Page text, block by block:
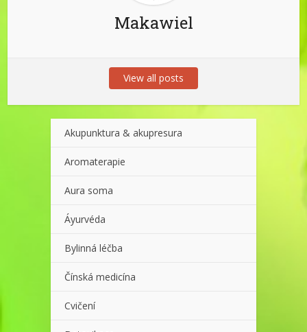
Makawiel
View all posts
Akupunktura & akupresura
Aromaterapie
Aura soma
Áyurvéda
Bylinná léčba
Čínská medicína
Cvičení